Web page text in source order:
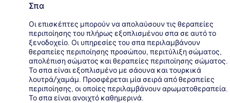
Σπα
Οι επισκέπτες μπορούν να απολαύσουν τις θεραπείες
περιποίησης του πλήρως εξοπλισμένου σπα σε αυτό το
ξενοδοχείο. Οι υπηρεσίες του σπα περιλαμβάνουν
θεραπείες περιποίησης προσώπου, περιτύλιξη σώματος,
απολέπιση σώματος και θεραπείες περιποίησης σώματος.
Το σπα είναι εξοπλισμένο με σάουνα και τουρκικά
λουτρά/χαμάμ. Προσφέρεται μία σειρά από θεραπείες
περιποίησης, οι οποίες περιλαμβάνουν αρωματοθεραπεία.
Το σπα είναι ανοιχτό καθημερινά.